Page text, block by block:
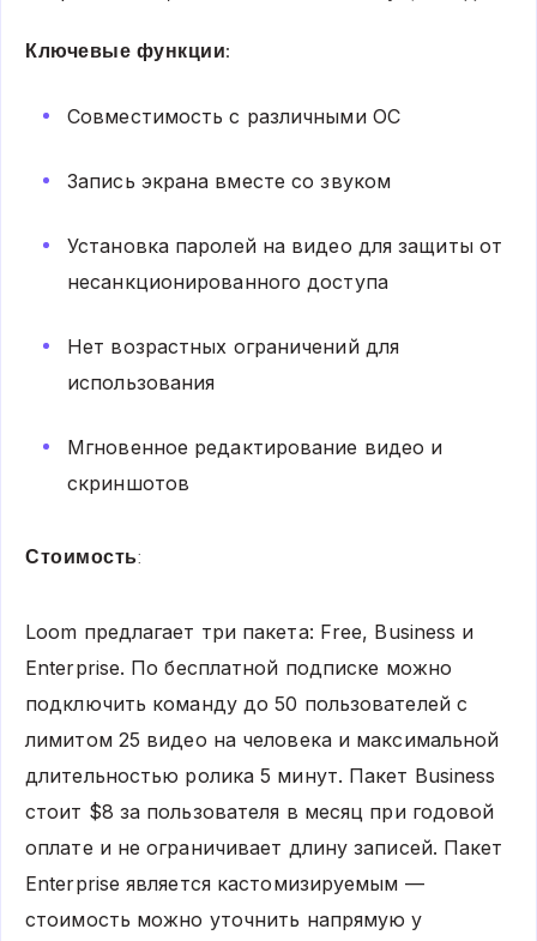
Ключевые функции:
Совместимость с различными ОС
Запись экрана вместе со звуком
Установка паролей на видео для защиты от
несанкционированного доступа
Нет возрастных ограничений для
использования
Мгновенное редактирование видео и
скриншотов
Стоимость:
Loom предлагает три пакета: Free, Business и
Enterprise. По бесплатной подписке можно
подключить команду до 50 пользователей с
лимитом 25 видео на человека и максимальной
длительностью ролика 5 минут. Пакет Business
стоит $8 за пользователя в месяц при годовой
оплате и не ограничивает длину записей. Пакет
Enterprise является кастомизируемым —
стоимость можно уточнить напрямую у